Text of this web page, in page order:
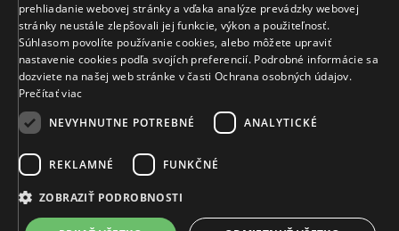
Naše klenotníctva
Sídlo spoločnosti
© MIKUŠ DIAMONDS, A.S. 2026. VŠETKY PRÁVA VYHRADENÉ.
prehliadanie webovej stránky a vďaka analýze prevádzky webovej
stránky neustále zlepšovali jej funkcie, výkon a použiteľnosť.
Súhlasom povolíte používanie cookies, alebo môžete upraviť
nastavenie cookies podľa svojích preferencií. Podrobné informácie sa
dozviete na našej web stránke v časti Ochrana osobných údajov.
Prečítať viac
NEVYHNUTNE POTREBNÉ
ANALYTICKÉ
REKLAMNÉ FUNKČNÉ
ZOBRAZIŤ PODROBNOSTI